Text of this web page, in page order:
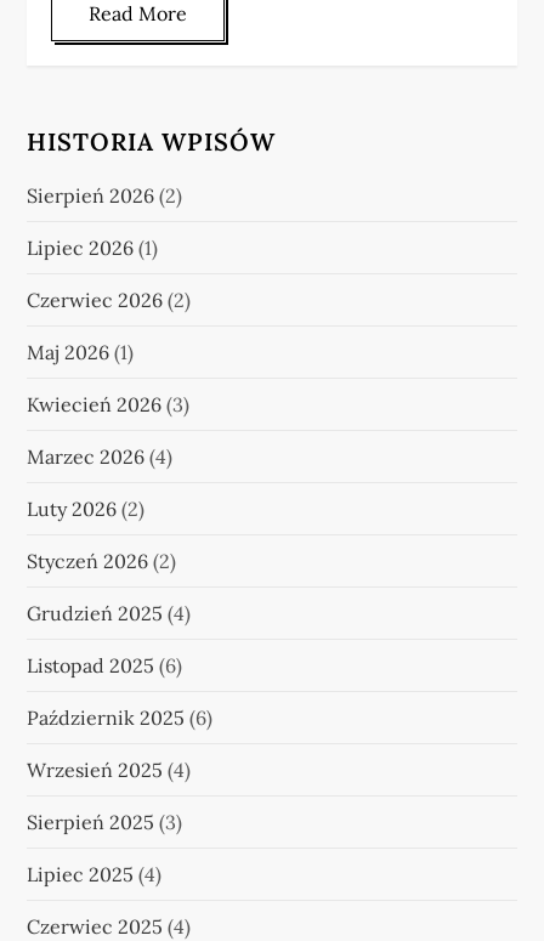
Read More
HISTORIA WPISÓW
Sierpień 2026 (2)
Lipiec 2026 (1)
Czerwiec 2026 (2)
Maj 2026 (1)
Kwiecień 2026 (3)
Marzec 2026 (4)
Luty 2026 (2)
Styczeń 2026 (2)
Grudzień 2025 (4)
Listopad 2025 (6)
Październik 2025 (6)
Wrzesień 2025 (4)
Sierpień 2025 (3)
Lipiec 2025 (4)
Czerwiec 2025 (4)